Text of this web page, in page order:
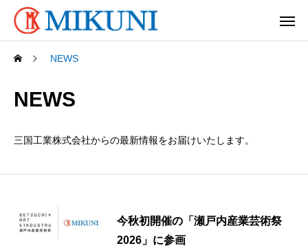
NEWS
NEWS
三国工業株式会社からの最新情報をお届けいたします。
今秋初開催の「瀬戸内産業芸術祭
2026」に参画